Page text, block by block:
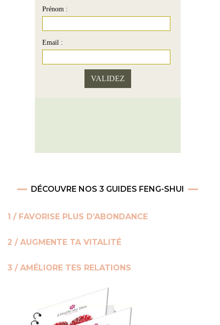
Prénom :
Email :
DÉCOUVRE NOS 3 GUIDES FENG-SHUI
1 / FAVORISE PLUS D’ABONDANCE
2 / AUGMENTE TA VITALITÉ
3 / AMÉLIORE TES RELATIONS